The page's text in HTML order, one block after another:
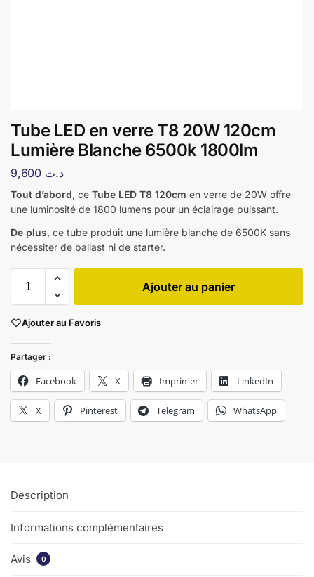
Tube LED en verre T8 20W 120cm
Lumière Blanche 6500k 1800lm
د.ت
Tout d’abord, ce Tube LED T8 120cm en verre de 20W offre
une luminosité de 1800 lumens pour un éclairage puissant.
De plus, ce tube produit une lumière blanche de 6500K sans
nécessiter de ballast ni de starter.
Ajouter au panier
Ajouter au Favoris
Partager :
Facebook X Imprimer LinkedIn
X Pinterest Telegram WhatsApp
Description
Informations complémentaires
Avis 0